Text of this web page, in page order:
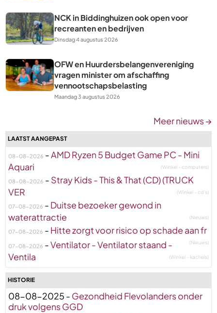
NCK in Biddinghuizen ook open voor
recreanten en bedrijven
Dinsdag 4 augustus 2026
OFW en Huurdersbelangenvereniging
vragen minister om afschaffing
vennootschapsbelasting
Maandag 3 augustus 2026
Meer nieuws →
LAATST AANGEPAST
08-08-2026 -AMD Ryzen 5 Budget Game PC - Mini
Aquari
(Winkel - computers)
08-08-2026 - Stray Kids - This & That (CD) (TRUCK
VER
(Winkel - cd's)
07-08-2026 - Duitse bezoeker gewond in
waterattractie
(Nieuws)
07-08-2026 - Hitte zorgt voor risico op schade aan fr
(Nieuws)
07-08-2026 -Ventilator - Ventilator staand -
Ventila
(Winkel - kachels)
HISTORIE
08-08-2025 - Gezondheid Flevolanders onder
druk volgens GGD